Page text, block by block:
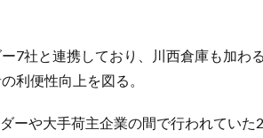
7社と連携しており、川西倉庫も加わ
利便性向上を図る。
ーや大手荷主企業の間で行われてい